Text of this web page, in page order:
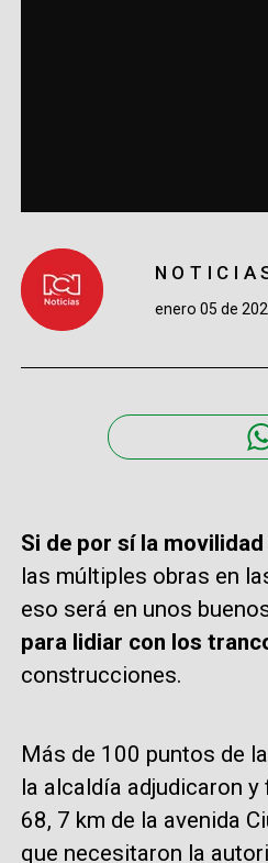
enero 05 de
Si de por sí la
las múltiples obras en
eso será en unos
para lidiar con los
construcciones.
Más de 100 puntos de
la alcaldía adjudicaron
68, 7 km de la avenida
que necesitaron la